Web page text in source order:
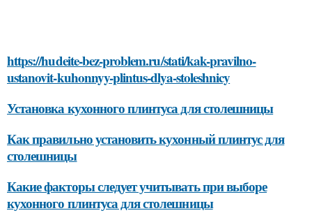
https://hudeite-bez-problem.ru/stati/kak-pravilno-
ustanovit-kuhonnyy-plintus-dlya-stoleshnicy
Установка кухонного плинтуса для столешницы
Как правильно установить кухонный плинтус для
столешницы
Какие факторы следует учитывать при выборе
кухонного плинтуса для столешницы